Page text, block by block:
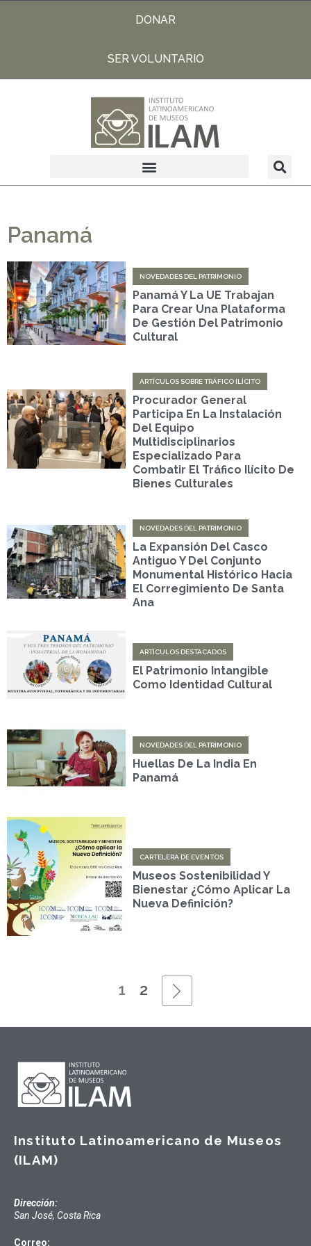
DONAR
SER VOLUNTARIO
Panamá
NOVEDADES DEL PATRIMONIO
Panamá Y La UE Trabajan
Para Crear Una Plataforma
De Gestión Del Patrimonio
Cultural
ARTÍCULOS SOBRE TRÁFICO ILÍCITO
Procurador General
Participa En La Instalación
Del Equipo
Multidisciplinarios
Especializado Para
Combatir El Tráfico Ilícito De
Bienes Culturales
NOVEDADES DEL PATRIMONIO
La Expansión Del Casco
Antiguo Y Del Conjunto
Monumental Histórico Hacia
El Corregimiento De Santa
Ana
ARTÍCULOS DESTACADOS
El Patrimonio Intangible
Como Identidad Cultural
NOVEDADES DEL PATRIMONIO
Huellas De La India En
Panamá
CARTELERA DE EVENTOS
Museos Sostenibilidad Y
Bienestar ¿Cómo Aplicar La
Nueva Definición?
1 2
Instituto Latinoamericano de Museos
(ILAM)
Dirección:
San José, Costa Rica
Correo: